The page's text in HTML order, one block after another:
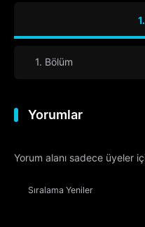
1. Bölüm
Yorumlar
Yorum alanı sadece üyeler
Sıralama Yeniler